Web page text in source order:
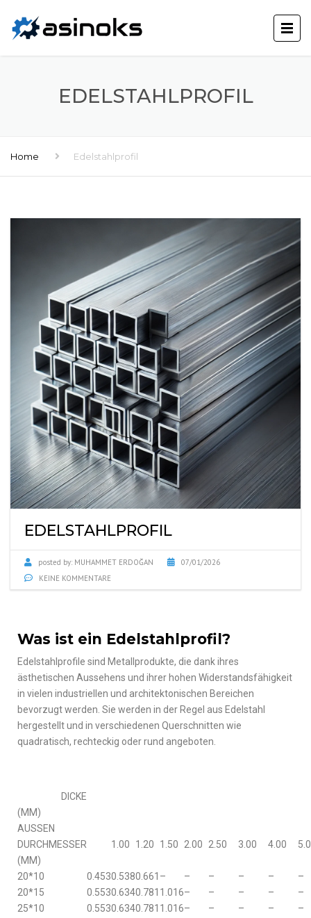
EDELSTAHLPROFIL
Home Edelstahlprofil
EDELSTAHLPROFIL
posted by: MUHAMMET ERDOĞAN
07/01/2026
KEINE KOMMENTARE
Was ist ein Edelstahlprofil?
Edelstahlprofile sind Metallprodukte, die dank ihres
ästhetischen Aussehens und ihrer hohen Widerstandsfähigkeit
in vielen industriellen und architektonischen Bereichen
bevorzugt werden. Sie werden in der Regel aus Edelstahl
hergestellt und in verschiedenen Querschnitten wie
quadratisch, rechteckig oder rund angeboten.
DICKE
(MM)
AUSSEN
DURCHMESSER
(MM)
1.00 1.20 1.50 2.00 2.50 3.00 4.00
20*10 0.4530.5380.661 – – – – –
–
20*15
0.5530.6340.781 1.016– – – –
–
25*10
0.5530.6340.781 1.016– – – –
–